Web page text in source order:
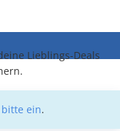
Lieblings-Deals
ein.